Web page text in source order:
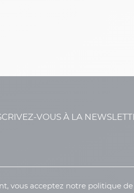
VOUS À LA
vous acceptez notre politique